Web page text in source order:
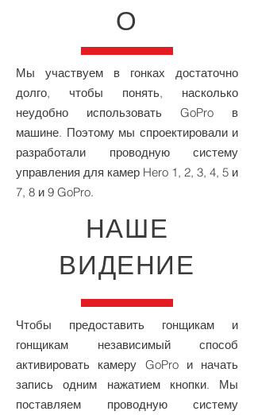
О
Мы участвуем в гонках достаточно
долго, чтобы понять, насколько
неудобно использовать GoPro в
машине. Поэтому мы спроектировали и
разработали проводную систему
управления для камер Hero 1, 2, 3, 4, 5 и
7, 8 и 9 GoPro.
НАШЕ
ВИДЕНИЕ
Чтобы предоставить гонщикам и
гонщикам независимый способ
активировать камеру GoPro и начать
запись одним нажатием кнопки. Мы
поставляем проводную систему